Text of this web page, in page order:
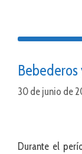
Bebederos
30 de junio de
Durante el